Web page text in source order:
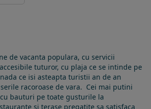
de vacanta populara, cu servicii
tuturor, cu plaja ce se intinde pe
ce isi asteapta turistii an de an
racoroase de vara. Cei mai putini
bauturi pe toate gusturile la
si terase pregatite sa satisfaca